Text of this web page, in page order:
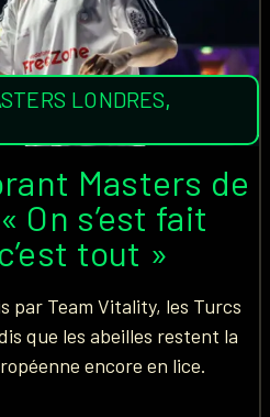
LONDRES,
Masters de
On s’est fait
tout »
par Team Vitality, les Turcs
que les abeilles restent la
encore en lice.